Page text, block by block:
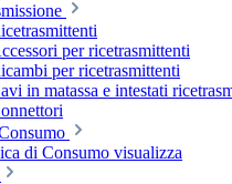
per ricetrasmittenti
per ricetrasmittenti
in matassa e intestati
di Consumo visualizza